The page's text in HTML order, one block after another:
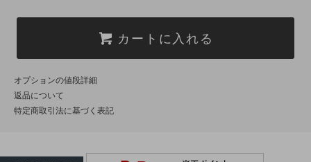
カートに入れる
オプションの値段詳細
返品について
特定商取引法に基づく表記